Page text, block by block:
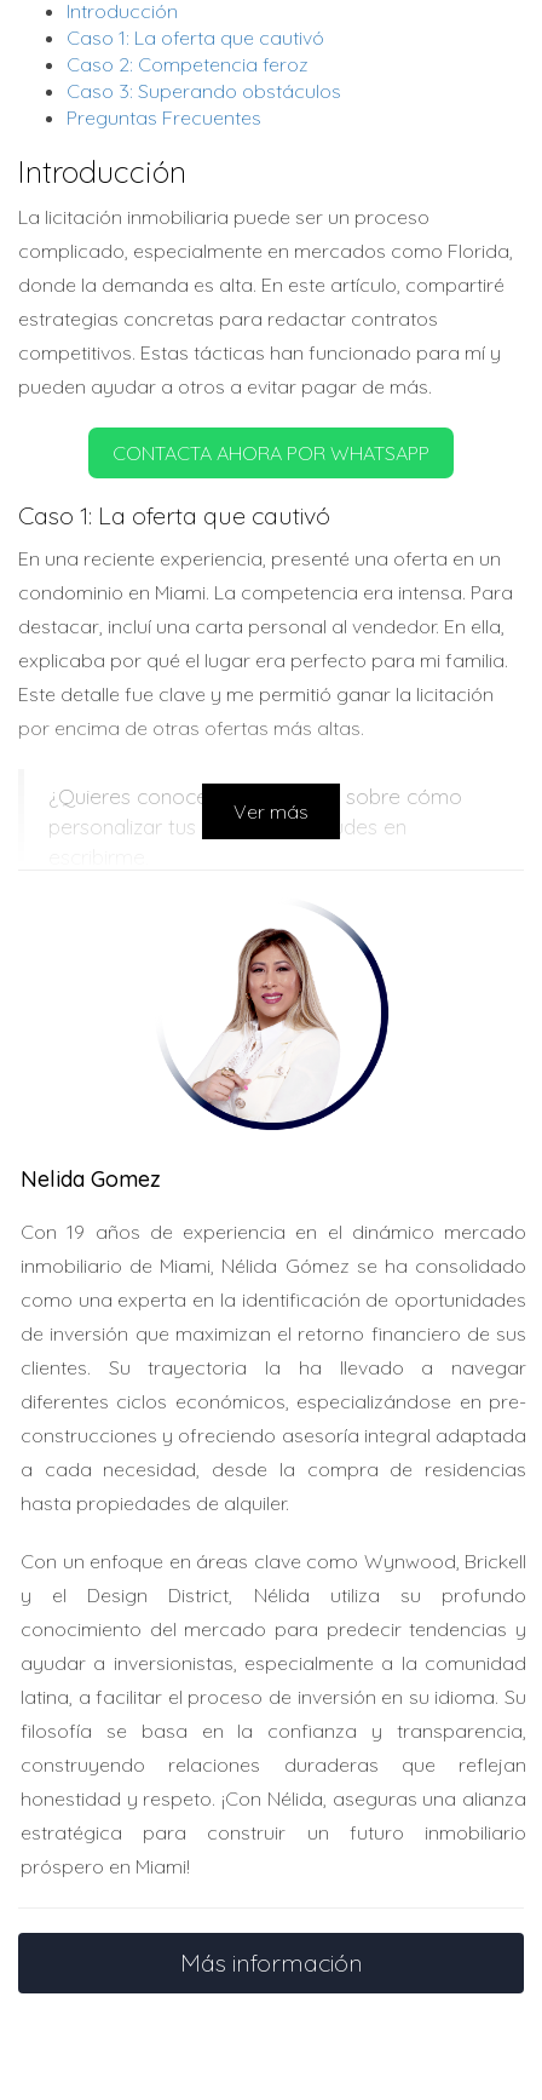
Introducción
Caso 1: La oferta que cautivó
Caso 2: Competencia feroz
Caso 3: Superando obstáculos
Preguntas Frecuentes
Introducción
La licitación inmobiliaria puede ser un proceso
complicado, especialmente en mercados como Florida,
donde la demanda es alta. En este artículo, compartiré
estrategias concretas para redactar contratos
competitivos. Estas tácticas han funcionado para mí y
pueden ayudar a otros a evitar pagar de más.
CONTACTA AHORA POR WHATSAPP
Caso 1: La oferta que cautivó
En una reciente experiencia, presenté una oferta en un
condominio en Miami. La competencia era intensa. Para
destacar, incluí una carta personal al vendedor. En ella,
explicaba por qué el lugar era perfecto para mi familia.
Este detalle fue clave y me permitió ganar la licitación
por encima de otras ofertas más altas.
¿Quieres conocer más detalles sobre cómo
personalizar tus ofertas? No dudes en
Caso 2: Competencia feroz
Otro caso ocurrió en Tampa, donde había múltiples
ofertas por una propiedad comercial. Al analizar el
mercado, ajusté mi oferta inicial y agregué incentivos
como un cierre rápido. Esto no solo atrajo al vendedor,
sino que también facilitó la negociación y el acuerdo
Si necesitas ayuda para evaluar tu estrategia
de licitación, aquí estoy para asistirte.
Caso 3: Superando obstáculos
Un cliente enfrentó problemas con una propiedad en
Orlando debido a una tasación baja. Trabajamos juntos
para presentar pruebas del valor del mercado y
argumentos sólidos. Esto ayudó a renegociar el precio y
asegurar la compra sin exceder su presupuesto original.
No te enfrentes solo a estos desafíos. Estoy
aquí para apoyarte en cada paso del camino.
Preguntas Frecuentes
¿Cómo puedo hacer que mi oferta sea más
atractiva?
Incluir elementos personales y demostrar flexibilidad
puede marcar la diferencia. Considera qué es
¿Qué tan rápido debo actuar en un mercado
competitivo?
Ver más
Nelida Gomez
Con 19 años de experiencia en el dinámico mercado
inmobiliario de Miami, Nélida Gómez se ha consolidado
como una experta en la identificación de oportunidades
de inversión que maximizan el retorno financiero de sus
clientes. Su trayectoria la ha llevado a navegar
diferentes ciclos económicos, especializándose en pre-
construcciones y ofreciendo asesoría integral adaptada
a cada necesidad, desde la compra de residencias
hasta propiedades de alquiler.
Con un enfoque en áreas clave como Wynwood, Brickell
y el Design District, Nélida utiliza su profundo
conocimiento del mercado para predecir tendencias y
ayudar a inversionistas, especialmente a la comunidad
latina, a facilitar el proceso de inversión en su idioma. Su
filosofía se basa en la confianza y transparencia,
construyendo relaciones duraderas que reflejan
honestidad y respeto. ¡Con Nélida, aseguras una alianza
estratégica para construir un futuro inmobiliario
próspero en Miami!
Más información